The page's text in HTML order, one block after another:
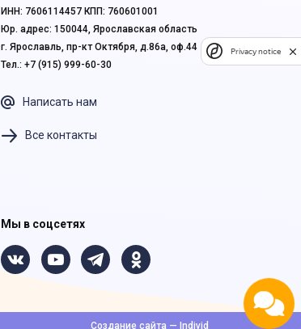
ИНН: 7606114457 КПП: 760601001
Юр. адрес: 150044, Ярославская область
г. Ярославль, пр-кт Октября, д.86а, оф.44
Тел.: +7 (915) 999-60-30
Написать нам
Все контакты
Мы в соцсетях
Создание сайта — Individ
Privacy notice